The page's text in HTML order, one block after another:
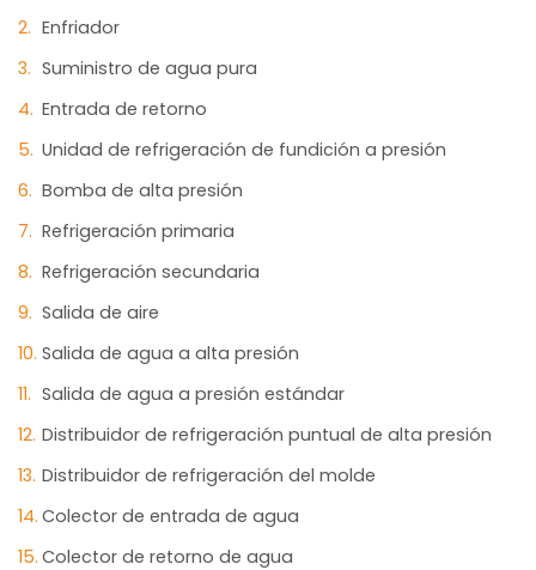
Enfriador
Suministro de agua pura
Entrada de retorno
Unidad de refrigeración de fundición a presión
Bomba de alta presión
Refrigeración primaria
Refrigeración secundaria
Salida de aire
Salida de agua a alta presión
Salida de agua a presión estándar
Distribuidor de refrigeración puntual de alta presión
Distribuidor de refrigeración del molde
Colector de entrada de agua
Colector de retorno de agua